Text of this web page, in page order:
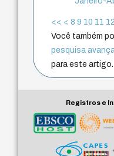
<< < 8 9 10 11 12
Você também
pesquisa
para este artigo.
Registros e